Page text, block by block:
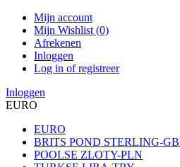
Mijn account
Mijn Wishlist (0)
Afrekenen
Inloggen
Log in of registreer
Inloggen
EURO
EURO
BRITS POND STERLING-
POOLSE ZLOTY-PLN